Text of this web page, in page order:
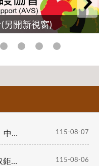
本署全球資訊網訂於115年8月10日(一)18：30至22：00暫停服務進行維護作業，造成不便，尚請見諒。
臺中市115年單身聯誼活動於4月15日上午8時開放上下半年活動場次報名，活動額滿為止，歡迎踴躍參與，詳情請至活動專屬網站或臺中市政府民政局全球資訊網(https://www.civil.taichung.gov.tw/)
另開新視窗)
中每一里 115-08-07
罪所得 115-08-06